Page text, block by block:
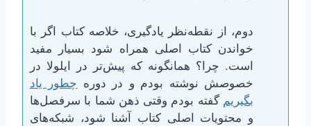
دوم، از نقطه‌نظر یادگیری، خلاصه کتاب اگر با
خواندن کتاب اصلی همراه شود بسیار مفید
است. چرا؟ همانگونه که پیش‌تر در ایلولا در
خصوصش نوشته بودم و در دوره چطور یاد
بگیریم گفته بودم وقتی ذهن شما با سرفصل‌ها
و محتویات اصلی کتاب آشنا شود، شبکه‌های